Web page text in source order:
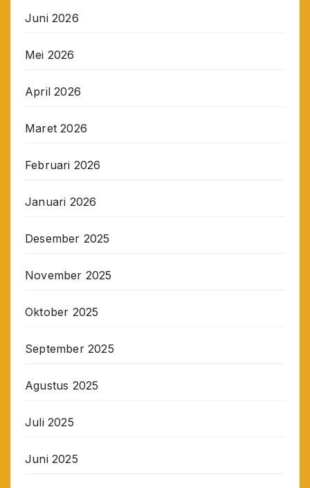
Juni 2026
Mei 2026
April 2026
Maret 2026
Februari 2026
Januari 2026
Desember 2025
November 2025
Oktober 2025
September 2025
Agustus 2025
Juli 2025
Juni 2025